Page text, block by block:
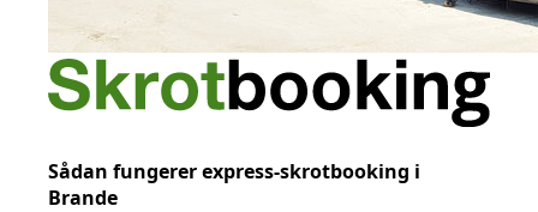
Sådan fungerer express-skrotbooking i
Brande